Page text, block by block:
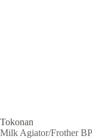
Tokonan
Milk Agiator/Frother